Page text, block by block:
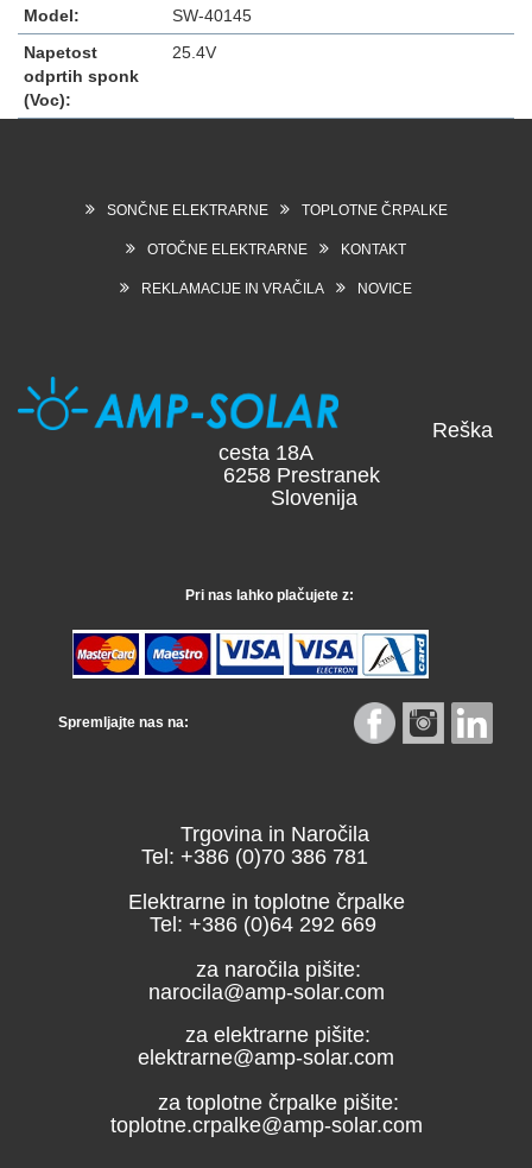
Model:
SW-40145
Napetost
odprtih sponk
(Voc):
25.4V
SONČNE ELEKTRARNE TOPLOTNE ČRPALKE
OTOČNE ELEKTRARNE KONTAKT
REKLAMACIJE IN VRAČILA NOVICE
Reška
cesta 18A
6258 Prestranek
Slovenija
Pri nas lahko plačujete z:
Spremljajte nas na:
Trgovina in Naročila
Tel: +386 (0)70 386 781
Elektrarne in toplotne črpalke
Tel: +386 (0)64 292 669
za naročila pišite:
narocila@amp-solar.com
za elektrarne pišite:
elektrarne@amp-solar.com
za toplotne črpalke pišite:
toplotne.crpalke@amp-solar.com